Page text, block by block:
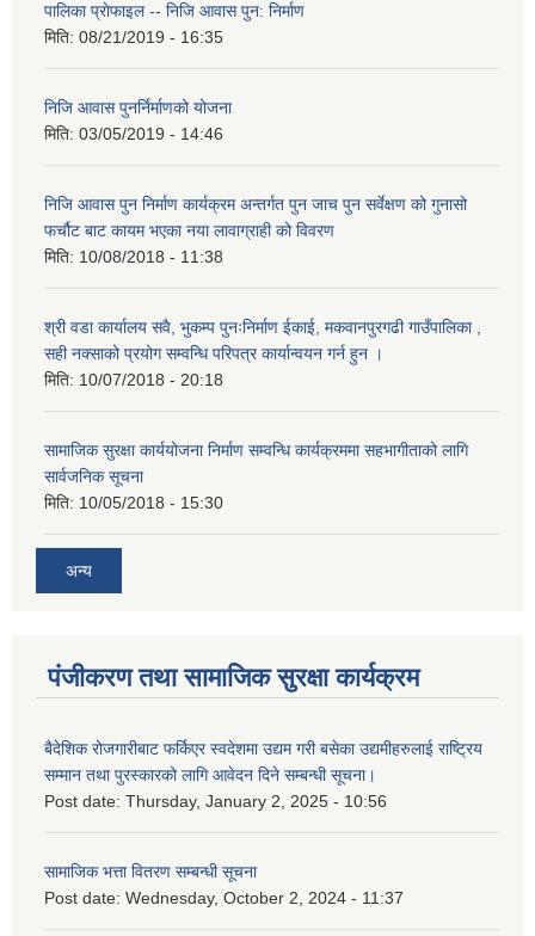
पालिका प्राेफाइल -- निजि आवास पुन: निर्माण
मिति: 08/21/2019 - 16:35
निजि आवास पुनर्निर्माणको योजना
मिति: 03/05/2019 - 14:46
निजि आवास पुन निर्माण कार्यक्रम अन्तर्गत पुन जाच पुन सर्वेक्षण को गुनासो
फर्चौट बाट कायम भएका नया लावाग्राही को विवरण
मिति: 10/08/2018 - 11:38
श्री वडा कार्यालय सवै, भुकम्प पुनःनिर्माण ईकाई, मकवानपुरगढी गाउँपालिका ,
सही नक्साको प्रयोग सम्वन्धि परिपत्र कार्यान्वयन गर्न हुन ।
मिति: 10/07/2018 - 20:18
सामाजिक सुरक्षा कार्ययोजना निर्माण सम्वन्धि कार्यक्रममा सहभागीताको लागि
सार्वजनिक सूचना
मिति: 10/05/2018 - 15:30
अन्य
पंजीकरण तथा सामाजिक सुरक्षा कार्यक्रम
बैदेशिक रोजगारीबाट फर्किएर स्वदेशमा उद्यम गरी बसेका उद्यमीहरुलाई राष्‍ट्रिय
सम्मान तथा पुरस्कारको लागि आवेदन दिने सम्बन्धी सूचना।
Post date: Thursday, January 2, 2025 - 10:56
सामाजिक भत्ता वितरण सम्बन्धी सूचना
Post date: Wednesday, October 2, 2024 - 11:37